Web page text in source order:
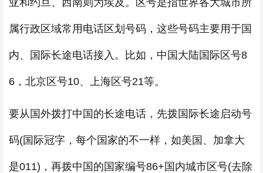
亚和约旦、西南则为埃及。区号是指世界各大城市所
属行政区域常用电话区划号码，这些号码主要用于国
内、国际长途电话接入。比如，中国大陆国际区号8
6，北京区号10、上海区号21等。
要从国外拨打中国的长途电话，先拨国际长途启动号
码(国际冠字，每个国家的不一样，如美国、加拿大
是011)，再拨中国的国家编号86+国内城市区号(去除